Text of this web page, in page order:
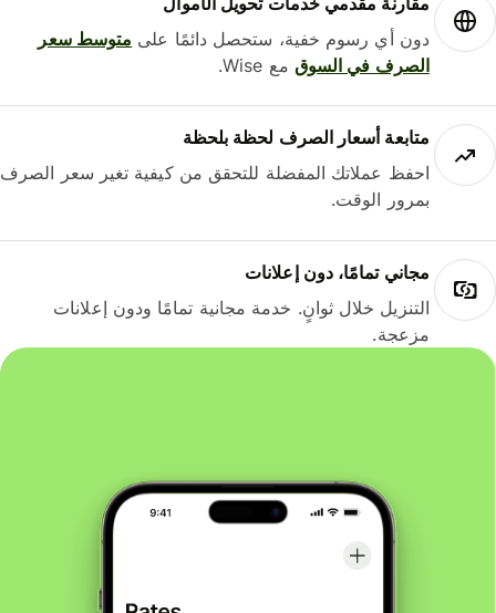
دون أي رسوم خفية، ستحصل دائمًا علىمتوسط ​​سعر
الصرف في السوقمع Wise.
متابعة أسعار الصرف لحظة بلحظة
احفظ عملاتك المفضلة للتحقق من كيفية تغير سعر الصرف
بمرور الوقت.
مجاني تمامًا، دون إعلانات
التنزيل خلال ثوانٍ. خدمة مجانية تمامًا ودون إعلانات
مزعجة.